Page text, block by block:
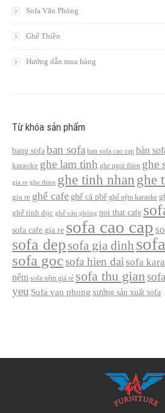
Sofa Văn Phòng
Ghế Thiền
Hướng dẫn mua hàng
Từ khóa sản phẩm
bang sofaban sofa ban sofa cao cap bàn
karaoke ghe lam tinh ghe ngoi thien ghe
gia re ghe thien ghe tinh nhan ghe
gia re ghế cafe ghế cà phê ghế nệm karaoke
ghế tình dục ghế văn phòng noi that cafe
sofa cafe gia re sofa cao cap
sofa dep sofa gia dinh
sofa gocsofa hien dai sofa
nệm sofa nệm giá rẻ sofa thu gian
yeu Sofa van phong xưởng sản xuất sofa